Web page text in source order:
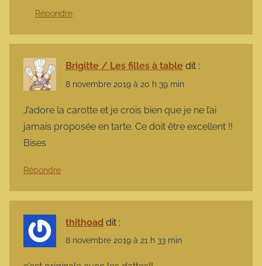
Répondre
Brigitte / Les filles à table dit :
8 novembre 2019 à 20 h 39 min
J’adore la carotte et je crois bien que je ne l’ai
jamais proposée en tarte. Ce doit être excellent !!
Bises
Répondre
thithoad dit :
8 novembre 2019 à 21 h 33 min